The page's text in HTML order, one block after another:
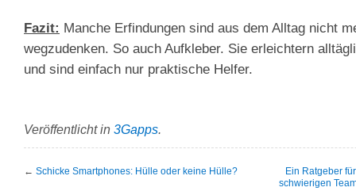
Fazit: Manche Erfindungen sind aus dem Alltag nicht
wegzudenken. So auch Aufkleber. Sie erleichtern
und sind einfach nur praktische Helfer.
Veröffentlicht in 3Gapps.
← Schicke Smartphones: Hülle oder keine Hülle?
Ein Ratgeber
schwierigen